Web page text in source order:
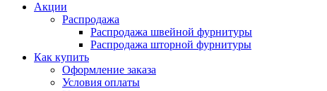
Акции
Распродажа
Распродажа швейной фурнитуры
Распродажа шторной фурнитуры
Как купить
Оформление заказа
Условия оплаты